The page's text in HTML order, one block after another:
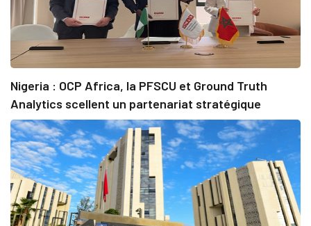
Nigeria : OCP Africa, la PFSCU et Ground Truth
Analytics scellent un partenariat stratégique